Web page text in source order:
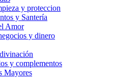
y proteccion
y Santería
Amor
y dinero
y complementos
Mayores